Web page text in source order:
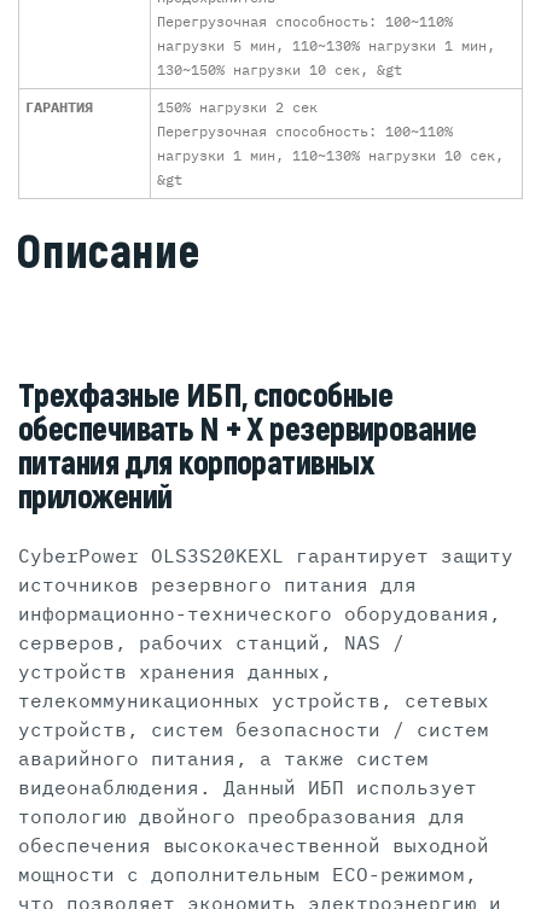
Перегрузочная способность: 100~110%
нагрузки 5 мин, 110~130% нагрузки 1 мин,
130~150% нагрузки 10 сек, &gt
ГАРАНТИЯ
150% нагрузки 2 сек
Перегрузочная способность: 100~110%
нагрузки 1 мин, 110~130% нагрузки 10 сек,
&gt
Описание
Трехфазные ИБП, способные
обеспечивать N + X резервирование
питания для корпоративных
приложений
CyberPower OLS3S20KEXL гарантирует защиту
источников резервного питания для
информационно-технического оборудования,
серверов, рабочих станций, NAS /
устройств хранения данных,
телекоммуникационных устройств, сетевых
устройств, систем безопасности / систем
аварийного питания, а также систем
видеонаблюдения. Данный ИБП использует
топологию двойного преобразования для
обеспечения высококачественной выходной
мощности с дополнительным ECO-режимом,
что позволяет экономить электроэнергию и